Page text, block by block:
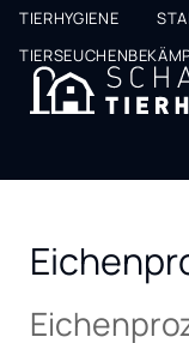
Top
Nav
TIERHYGIENE